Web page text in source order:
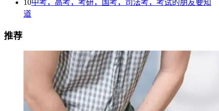
10中考，高考，考研，国考，司法考，考试的朋友要知
道
推荐